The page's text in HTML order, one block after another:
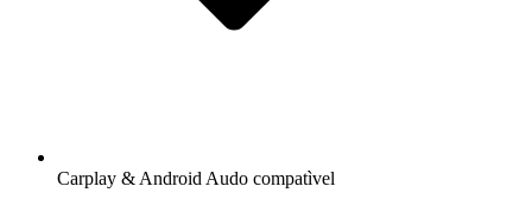
Carplay & Android Audo compatìvel